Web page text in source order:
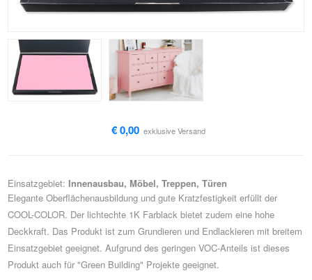
€ 0,00 exklusiveVersand
Einsatzgebiet: Innenausbau, Möbel, Treppen, Türen
Elegante Oberflächenausbildung und gute Kratzfestigkeit erfüllt der
COOL-COLOR. Der lichtechte 1K Farblack bietet zudem eine hohe
Deckkraft. Das Produkt ist zum Grundieren und Endlackieren mit breitem
Einsatzgebiet geeignet. Aufgrund des geringen VOC-Anteils ist dieses
Produkt auch für "Green Building" Projekte geeignet.